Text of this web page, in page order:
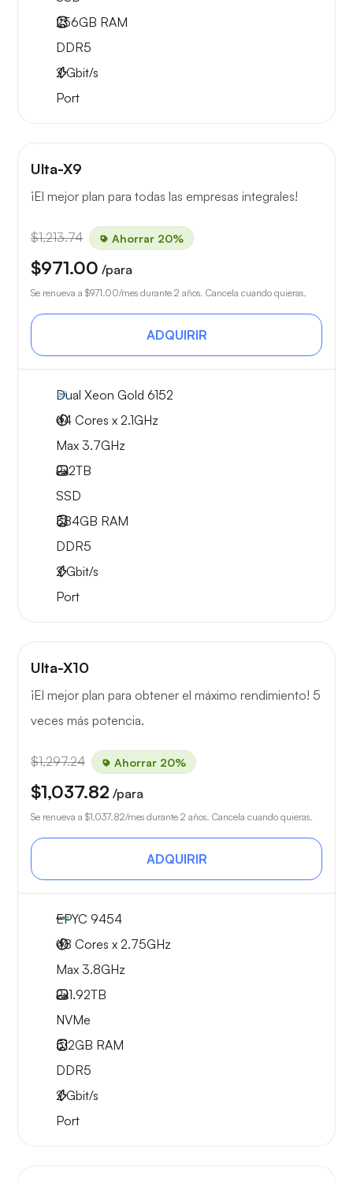
256GB RAM
DDR5
2Gbit/s
Port
Ulta-X9
¡El mejor plan para todas las empresas integrales!
$1,213.74 Ahorrar 20%
$971.00 /para
Se renueva a $971.00/mes durante 2 años. Cancela cuando quieras.
ADQUIRIR
Dual Xeon Gold 6152
44 Cores x 2.1GHz
Max 3.7GHz
2x2TB
SSD
384GB RAM
DDR5
2Gbit/s
Port
Ulta-X10
¡El mejor plan para obtener el máximo rendimiento! 5
veces más potencia.
$1,297.24 Ahorrar 20%
$1,037.82 /para
Se renueva a $1,037.82/mes durante 2 años. Cancela cuando quieras.
ADQUIRIR
EPYC 9454
48 Cores x 2.75GHz
Max 3.8GHz
2x1.92TB
NVMe
512GB RAM
DDR5
2Gbit/s
Port